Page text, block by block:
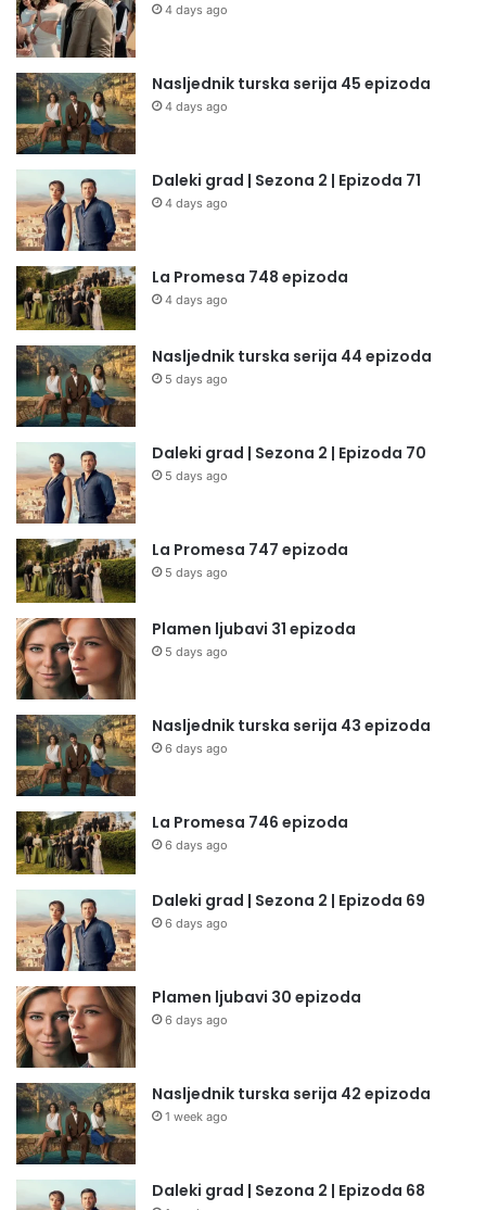
4 days ago
Nasljednik turska serija 45 epizoda
4 days ago
Daleki grad | Sezona 2 | Epizoda 71
4 days ago
La Promesa 748 epizoda
4 days ago
Nasljednik turska serija 44 epizoda
5 days ago
Daleki grad | Sezona 2 | Epizoda 70
5 days ago
La Promesa 747 epizoda
5 days ago
Plamen ljubavi 31 epizoda
5 days ago
Nasljednik turska serija 43 epizoda
6 days ago
La Promesa 746 epizoda
6 days ago
Daleki grad | Sezona 2 | Epizoda 69
6 days ago
Plamen ljubavi 30 epizoda
6 days ago
Nasljednik turska serija 42 epizoda
1 week ago
Daleki grad | Sezona 2 | Epizoda 68